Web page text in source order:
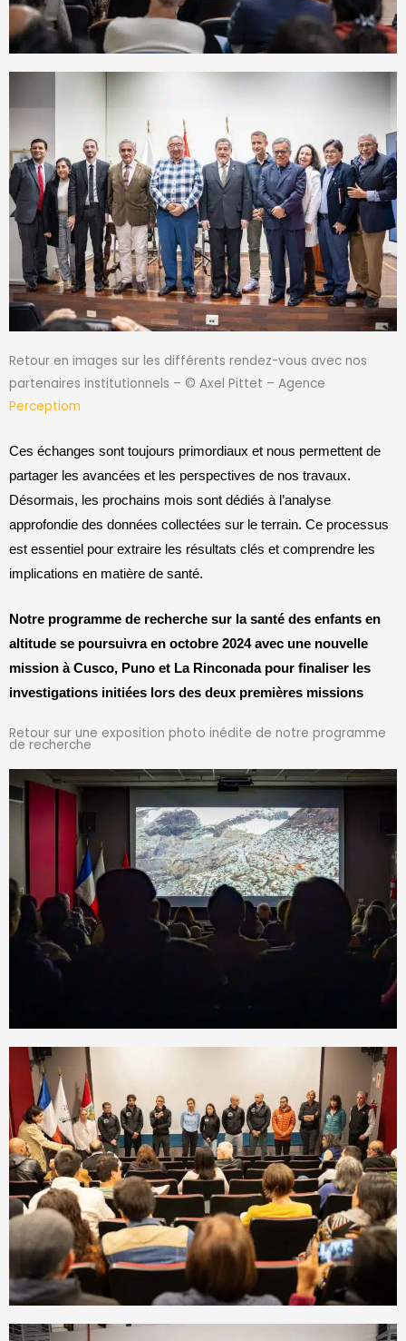
Retour en images sur les différents rendez-vous avec nos
partenaires institutionnels – © Axel Pittet – Agence
Perceptiom
Ces échanges sont toujours primordiaux et nous permettent de
partager les avancées et les perspectives de nos travaux.
Désormais, les prochains mois sont dédiés à l’analyse
approfondie des données collectées sur le terrain. Ce processus
est essentiel pour extraire les résultats clés et comprendre les
implications en matière de santé.
Notre programme de recherche sur la santé des enfants en
altitude se poursuivra en octobre 2024 avec une nouvelle
mission à Cusco, Puno et La Rinconadapour finaliser les
investigations initiées lors des deux premières missions
Retour sur une exposition photo inédite de notre programme
de recherche